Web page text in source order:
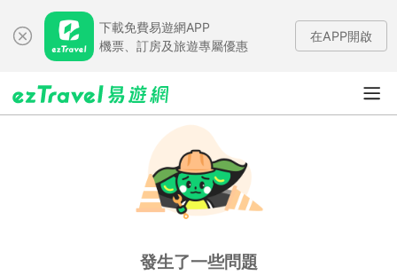
下載免費易遊網APP
機票、訂房及旅遊專屬優惠
在APP開啟
發生了一些問題